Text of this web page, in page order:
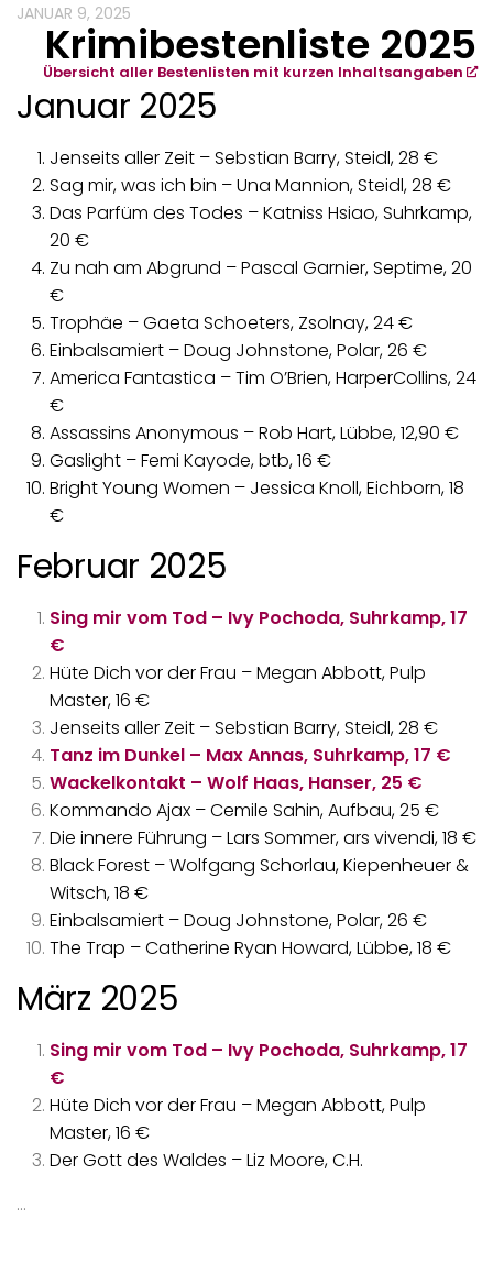
JANUAR 9, 2025
Krimibestenliste 2025
Übersicht aller Bestenlisten mit kurzen Inhaltsangaben
Januar 2025
Jenseits aller Zeit – Sebstian Barry, Steidl, 28 €
Sag mir, was ich bin – Una Mannion, Steidl, 28 €
Das Parfüm des Todes – Katniss Hsiao, Suhrkamp,
20 €
Zu nah am Abgrund – Pascal Garnier, Septime, 20
€
Trophäe – Gaeta Schoeters, Zsolnay, 24 €
Einbalsamiert – Doug Johnstone, Polar, 26 €
America Fantastica – Tim O’Brien, HarperCollins, 24
€
Assassins Anonymous – Rob Hart, Lübbe, 12,90 €
Gaslight – Femi Kayode, btb, 16 €
Bright Young Women – Jessica Knoll, Eichborn, 18
€
Februar 2025
Sing mir vom Tod – Ivy Pochoda, Suhrkamp, 17
€
Hüte Dich vor der Frau – Megan Abbott, Pulp
Master, 16 €
Jenseits aller Zeit – Sebstian Barry, Steidl, 28 €
Tanz im Dunkel – Max Annas, Suhrkamp, 17 €
Wackelkontakt – Wolf Haas, Hanser, 25 €
Kommando Ajax – Cemile Sahin, Aufbau, 25 €
Die innere Führung – Lars Sommer, ars vivendi, 18 €
Black Forest – Wolfgang Schorlau, Kiepenheuer &
Witsch, 18 €
Einbalsamiert – Doug Johnstone, Polar, 26 €
The Trap – Catherine Ryan Howard, Lübbe, 18 €
März 2025
Sing mir vom Tod – Ivy Pochoda, Suhrkamp, 17
€
Hüte Dich vor der Frau – Megan Abbott, Pulp
Master, 16 €
Der Gott des Waldes – Liz Moore, C.H.
…